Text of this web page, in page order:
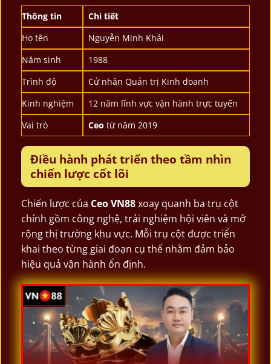
Thông tin
Chi tiết
Họ tên
Nguyễn Minh Khải
Năm sinh
1988
Trình độ
Cử nhân Quản trị Kinh doanh
Kinh nghiệm
12 năm lĩnh vực vận hành trực tuyến
Vai trò
Ceo từ năm 2019
Điều hành phát triển theo tầm nhìn
chiến lược cốt lõi
Chiến lược của Ceo VN88xoay quanh ba trụ cột
chính gồm công nghệ, trải nghiệm hội viên và mở
rộng thị trường khu vực. Mỗi trụ cột được triển
khai theo từng giai đoạn cụ thể nhằm đảm bảo
hiệu quả vận hành ổn định.